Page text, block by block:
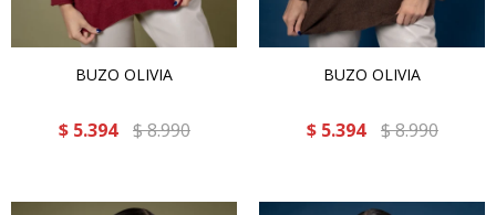
BUZO OLIVIA
$ 5.394 $8.990
BUZO OLIVIA
$ 5.394 $8.990